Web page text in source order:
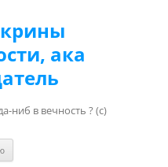
ака
ниб в вечность ? (с)